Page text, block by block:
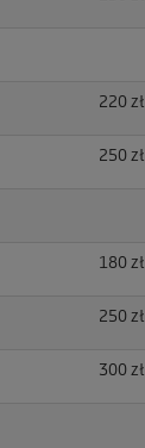
220 zł
250 zł
180 zł
250 zł
300 zł